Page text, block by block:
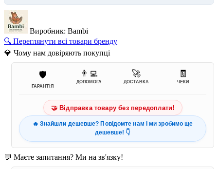
Виробник: Bambi
🔍 Переглянути всі товари бренду
💎 Чому нам довіряють покупці
🛡️
ГАРАНТІЯ
👨‍💻
ДОПОМОГА
🚀
ДОСТАВКА
🧾
ЧЕКИ
🤝 Відправка товару без передоплати!
🔥 Знайшли дешевше? Повідомте нам і ми зробимо ще
дешевше! 👇
💬 Маєте запитання? Ми на зв'язку!